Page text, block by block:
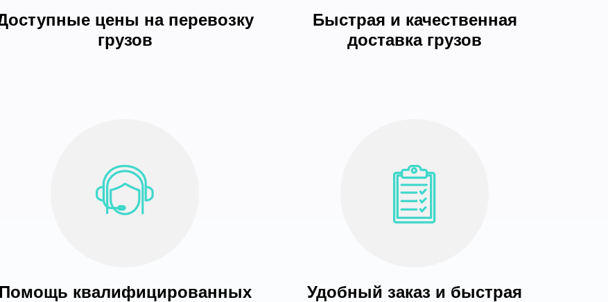
цены на перевозку
грузов
Быстрая и качественная
доставка грузов
Помощь квалифицированных
Удобный заказ и быстрая